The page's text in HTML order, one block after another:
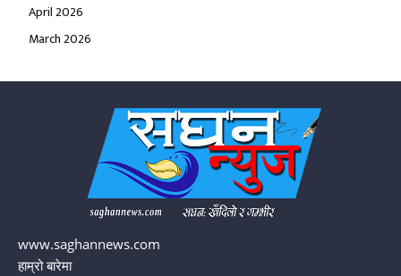
April 2026
March 2026
www.saghannews.com
हाम्रो बारेमा